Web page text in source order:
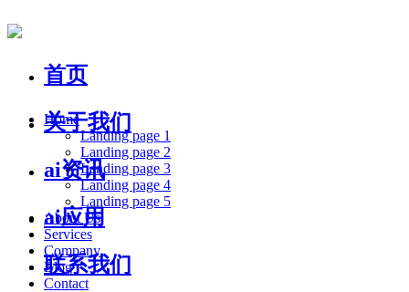
首页
关于我们
ai资讯
ai应用
联系我们
Home
Landing page 1
Landing page 2
Landing page 3
Landing page 4
Landing page 5
About Us
Services
Company
Blog
Contact